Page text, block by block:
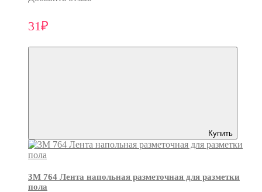
31₽
Купить
3M 764 Лента напольная разметочная для разметки
пола